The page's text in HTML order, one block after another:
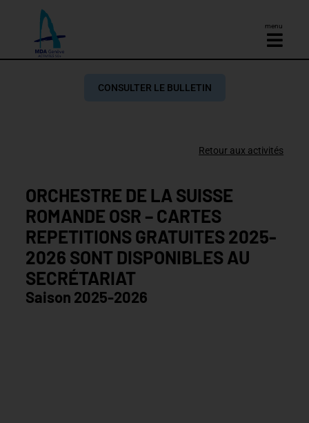
menu
CONSULTER LE BULLETIN
Retour aux activités
ORCHESTRE DE LA SUISSE
ROMANDE OSR – CARTES
REPETITIONS GRATUITES 2025-
2026 SONT DISPONIBLES AU
SECRÉTARIAT
Saison 2025-2026